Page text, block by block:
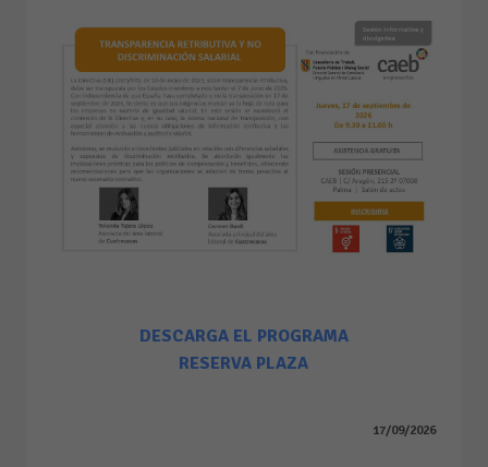
DESCARGA EL PROGRAMA
RESERVA PLAZA
17/09/2026